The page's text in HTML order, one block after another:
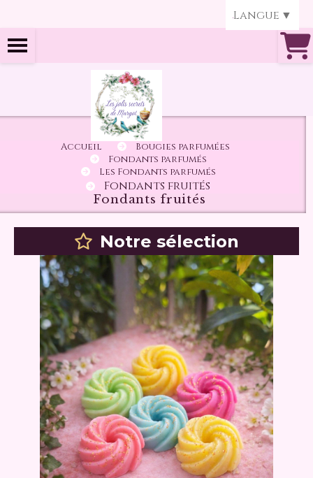
Accueil
Bougies parfumées
Fondants parfumés
Les Fondants parfumés
Fondants fruités
Fondants fruités
Notre sélection
Langue ▼